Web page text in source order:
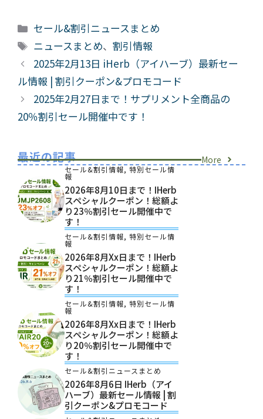
カ
テ
リ
ー
セール&割引ニュースまとめ
タ
グ
ニュースまとめ、割引情報
2025年2月13日 iHerb（アイハーブ）最新セー
ル情報 | 割引クーポン&プロモコード
2025年2月27日まで！サプリメント全商品の
20％割引セール開催中です！
最近の記事 More
セール&割引情報, 特別セール情
報
2026年8月10日まで！iHerb
スペシャルクーポン！総額よ
り23％割引セール開催中で
す！
セール&割引情報, 特別セール情
報
2026年8月xx日まで！iHerb
スペシャルクーポン！総額よ
り21％割引セール開催中で
す！
セール&割引情報, 特別セール情
報
2026年8月xx日まで！iHerb
スペシャルクーポン！総額よ
り20％割引セール開催中で
す！
セール&割引ニュースまとめ
2026年8月6日 IHerb（アイ
ハーブ）最新セール情報 | 割
引クーポン&プロモコード